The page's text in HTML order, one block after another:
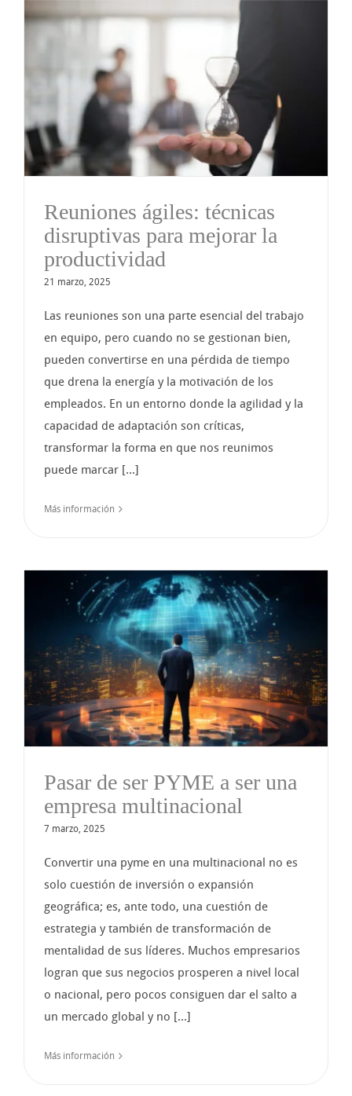
Reuniones ágiles: técnicas
disruptivas para mejorar la
productividad
21 marzo, 2025
Las reuniones son una parte esencial del trabajo
en equipo, pero cuando no se gestionan bien,
pueden convertirse en una pérdida de tiempo
que drena la energía y la motivación de los
empleados. En un entorno donde la agilidad y la
capacidad de adaptación son críticas,
transformar la forma en que nos reunimos
puede marcar [...]
Más información
Pasar de ser PYME a ser una
empresa multinacional
7 marzo, 2025
Convertir una pyme en una multinacional no es
solo cuestión de inversión o expansión
geográfica; es, ante todo, una cuestión de
estrategia y también de transformación de
mentalidad de sus líderes. Muchos empresarios
logran que sus negocios prosperen a nivel local
o nacional, pero pocos consiguen dar el salto a
un mercado global y no [...]
Más información